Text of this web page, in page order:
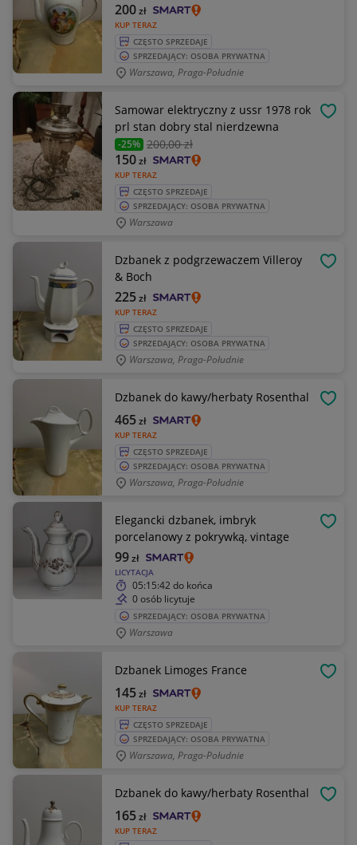
KUP TERAZ
200zł
CZĘSTO SPRZEDAJE
SPRZEDAJĄCY: OSOBA PRYWATNA
Warszawa, Praga-Południe
Samowar elektryczny z ussr 1978 rok
prl stan dobry stal nierdzewna
-25% 200,00 zł
KUP TERAZ
150zł
CZĘSTO SPRZEDAJE
SPRZEDAJĄCY: OSOBA PRYWATNA
Warszawa
Dzbanek z podgrzewaczem Villeroy
& Boch
KUP TERAZ
225zł
CZĘSTO SPRZEDAJE
SPRZEDAJĄCY: OSOBA PRYWATNA
Warszawa, Praga-Południe
Dzbanek do kawy/herbaty Rosenthal
KUP TERAZ
465zł
CZĘSTO SPRZEDAJE
SPRZEDAJĄCY: OSOBA PRYWATNA
Warszawa, Praga-Południe
Elegancki dzbanek, imbryk
porcelanowy z pokrywką, vintage
LICYTACJA
99zł
05:15:42 do końca
0 osób licytuje
SPRZEDAJĄCY: OSOBA PRYWATNA
Warszawa
Dzbanek Limoges France
KUP TERAZ
145zł
CZĘSTO SPRZEDAJE
SPRZEDAJĄCY: OSOBA PRYWATNA
Warszawa, Praga-Południe
Dzbanek do kawy/herbaty Rosenthal
KUP TERAZ
165zł